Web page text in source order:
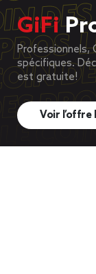
GiFi
Professionnels,
spécifiques.
est gratuite!
Voir l’offre